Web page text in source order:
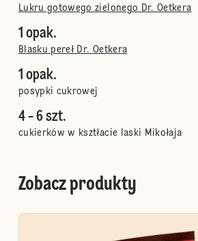
Lukru gotowego zielonego Dr. Oetkera
1 opak.
Blasku pereł Dr. Oetkera
1 opak.
posypki cukrowej
4 - 6 szt.
cukierków w ksztłacie laski Mikołaja
Zobacz produkty